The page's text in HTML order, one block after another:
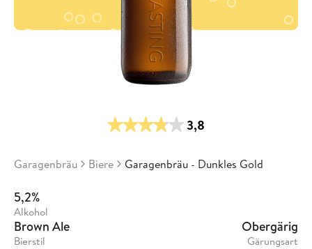
3,8
Garagenbräu Biere Garagenbräu - Dunkles Gold
5,2%
Alkohol
Brown Ale
Bierstil
Obergärig
Gärungsart